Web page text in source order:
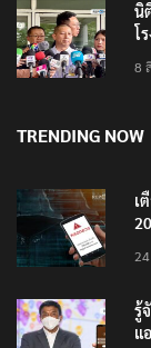
นิ
โ
8
TRENDING NOW
เ
รู้
แ